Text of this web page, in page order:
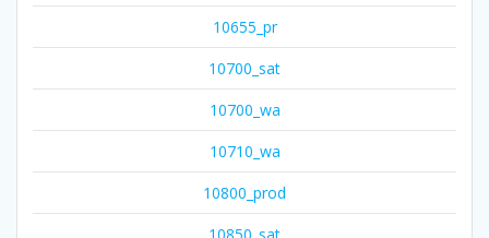
10655_pr
10700_sat
10700_wa
10710_wa
10800_prod
10850_sat